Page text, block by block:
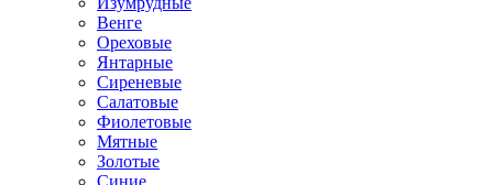
Венге
Ореховые
Янтарные
Сиреневые
Салатовые
Фиолетовые
Мятные
Золотые
Синие